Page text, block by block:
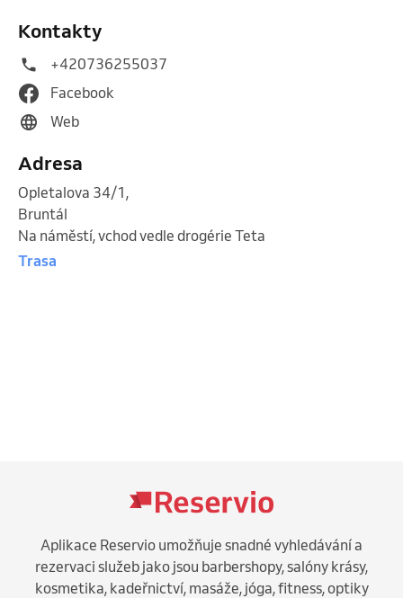
Kontakty
+420736255037
Facebook
Web
Adresa
Opletalova 34/1 ,
Bruntál
Na náměstí, vchod vedle drogérie Teta
Trasa
Aplikace Reservio umožňuje snadné vyhledávání a
rezervaci služeb jako jsou barbershopy, salóny krásy,
kosmetika, kadeřnictví, masáže, jóga, fitness, optiky